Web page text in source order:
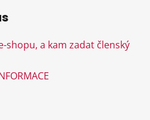
v
y
shopu, a kam zadat členský